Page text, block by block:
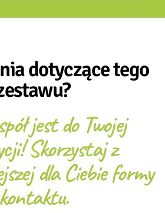
dotyczące tego
jest do Twojej
Skorzystaj z
dla Ciebie formy
kontaktu.